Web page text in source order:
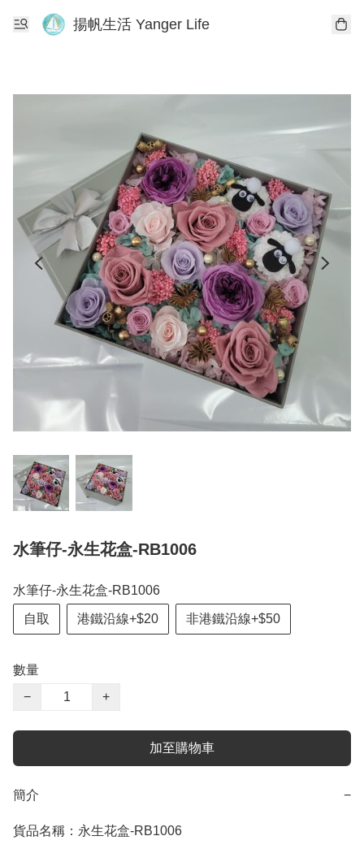
揚帆生活 Yanger Life
水筆仔-永生花盒-RB1006
水筆仔-永生花盒-RB1006
自取 港鐵沿線+$20 非港鐵沿線+$50
數量
−
+
加至購物車
簡介 −
貨品名稱：永生花盒-RB1006